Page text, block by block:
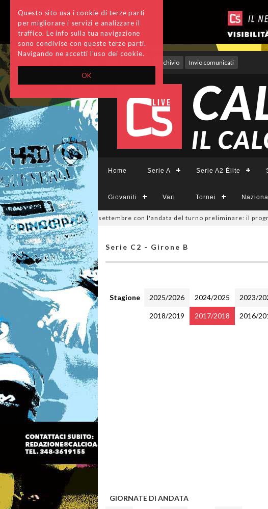
OK
Questo sito usa i cookie di terze parti
per migliorare i servizi e analizzare il
traffico. Le info sulla tua navigazione
sono condivise con queste terze parti.
Navigando ne accetti l'uso dei cookie.
Archivio Invio comunicati
Home Serie A Serie A2 Élite
Giovanili Vari Tornei
Divisione, si parte il 19 settembre con l'andata del turno preliminare: il programma
Serie C2 - Girone B
Stagione 2025/2026 2024/2025 2023/
2018/2019 2017/2018 2016/
GIORNATE DI ANDATA